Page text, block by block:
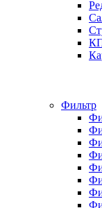
Фильтр